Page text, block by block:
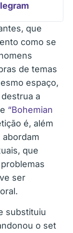
que
como se
de temas
espaço,
a
“Bohemian
é, além
abordam
que
ser
substituiu
o set